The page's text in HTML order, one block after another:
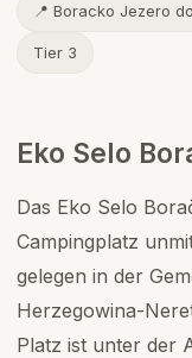
📍 Boracko Jezero
Tier 3
Eko Selo
Das Eko Selo
Campingplatz
gelegen in der
Herzegowina-
Platz ist unter der